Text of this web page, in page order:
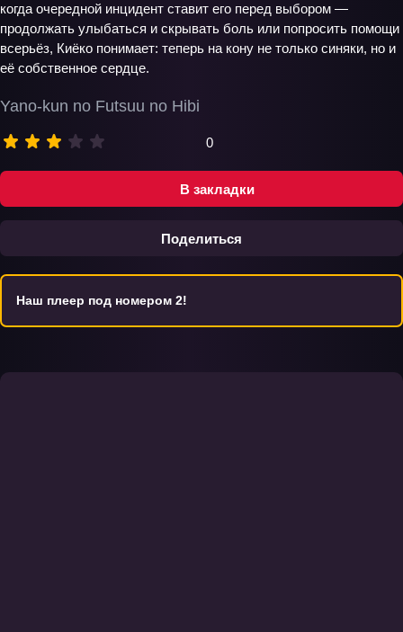
В закладки
Поделиться
Yano-kun no Futsuu no Hibi
0
когда очередной инцидент ставит его перед выбором —
продолжать улыбаться и скрывать боль или попросить помощи
всерьёз, Киёко понимает: теперь на кону не только синяки, но и
её собственное сердце.
Наш плеер под номером 2!